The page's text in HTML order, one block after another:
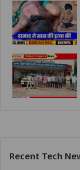
Recent Tech